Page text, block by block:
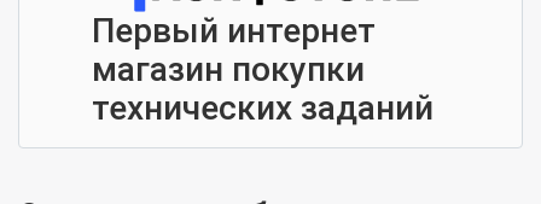
Первый интернет
магазин покупки
технических заданий